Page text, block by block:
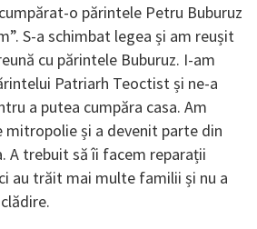
o părintele Petru Buburuz
S-a schimbat legea și am reușit
cu părintele Buburuz. I-am
Patriarh Teoctist și ne-a
a putea cumpăra casa. Am
și a devenit parte din
A trebuit să îi facem reparații
au trăit mai multe familii și nu a